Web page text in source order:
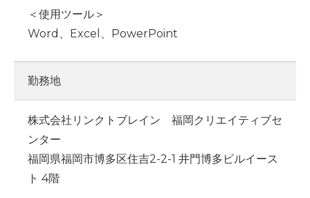
＜使用ツール＞
Word、Excel、PowerPoint
勤務地
株式会社リンクトブレイン 福岡クリエイティブセ
ンター
福岡県福岡市博多区住吉2-2-1 井門博多ビルイース
ト 4階